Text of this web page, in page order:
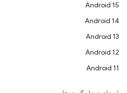
Android 15
Android 14
Android 13
Android 12
Android 11